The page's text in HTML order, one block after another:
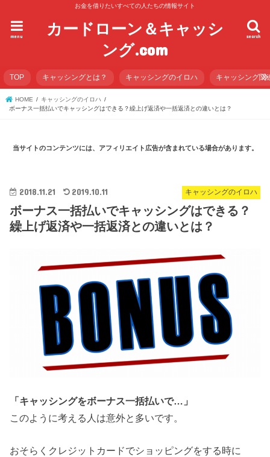
お金を借りたいすべての人たちの情報サイト
カードローン＆キャッシ
ング.com
search
menu
TOP キャッシングとは？ キャッシングのイロハ キャッシング関
HOME
キャッシングのイロハ
ボーナス一括払いでキャッシングはできる？繰上げ返済や一括返済との違いとは？
当サイトのコンテンツには、アフィリエイト広告が含まれている場合があります。
キャッシングのイロハ
2018.11.21 2019.10.11
ボーナス一括払いでキャッシングはできる？
繰上げ返済や一括返済との違いとは？
「キャッシングをボーナス一括払いで…」
このように考える人は意外と多いです。
おそらくクレジットカードでショッピングをする時に